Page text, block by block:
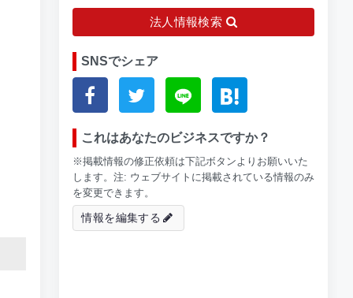
法人情報検索
SNSでシェア
これはあなたのビジネスですか？
※掲載情報の修正依頼は下記ボタンよりお願いいた
します。注: ウェブサイトに掲載されている情報のみ
を変更できます。
情報を編集する